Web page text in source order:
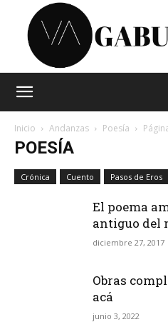
Inicio Andanzas Poesía
POESÍA
Crónica Cuento Pasos de Eros
El poema
antiguo del
diciembre 27, 2017
Obras
acá
junio 3, 2022